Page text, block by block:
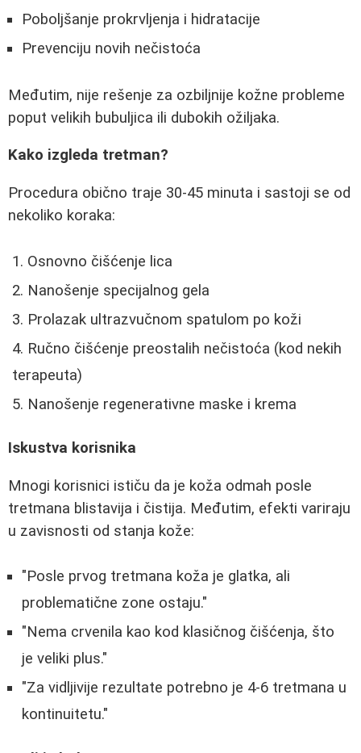
Poboljšanje prokrvljenja i hidratacije
Prevenciju novih nečistoća
Međutim, nije rešenje za ozbiljnije kožne probleme
poput velikih bubuljica ili dubokih ožiljaka.
Kako izgleda tretman?
Procedura obično traje 30-45 minuta i sastoji se od
nekoliko koraka:
Osnovno čišćenje lica
Nanošenje specijalnog gela
Prolazak ultrazvučnom spatulom po koži
Ručno čišćenje preostalih nečistoća (kod nekih
terapeuta)
Nanošenje regenerativne maske i krema
Iskustva korisnika
Mnogi korisnici ističu da je koža odmah posle
tretmana blistavija i čistija. Međutim, efekti variraju
u zavisnosti od stanja kože:
"Posle prvog tretmana koža je glatka, ali
problematične zone ostaju."
"Nema crvenila kao kod klasičnog čišćenja, što
je veliki plus."
"Za vidljivije rezultate potrebno je 4-6 tretmana u
kontinuitetu."